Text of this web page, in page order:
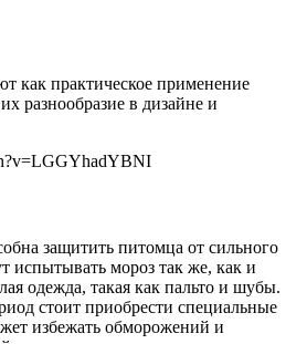
как практическое применение
разнообразие в дизайне и
защитить питомца от сильного
испытывать мороз так же, как и
одежда, такая как пальто и шубы.
стоит приобрести специальные
избежать обморожений и